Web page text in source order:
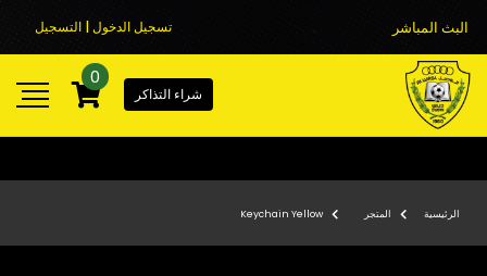
البث المباشر تسجيل الدخول | التسجيل
شراء التذاكر
0
الرئيسية المتجر Keychain Yellow